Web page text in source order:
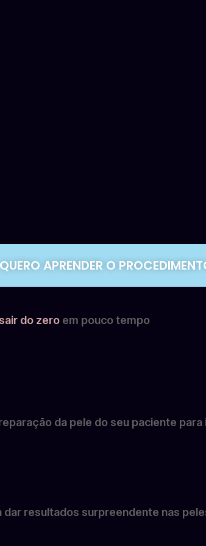
QUERO APRENDER O
sair do zero em pouco tempo
da pele do seu paciente
dar resultados surpreendente nas